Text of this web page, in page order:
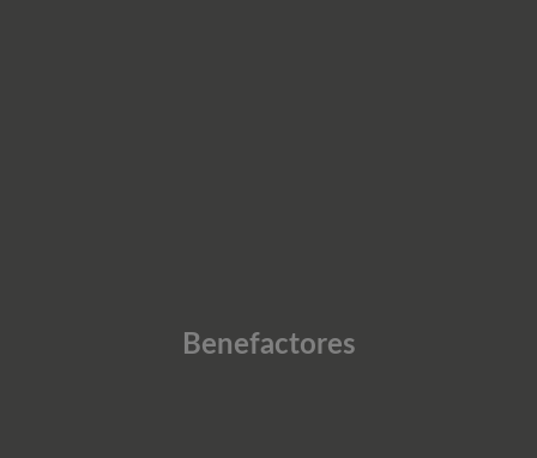
Benefactores